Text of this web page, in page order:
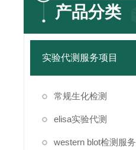
产品分类
实验代测服务项目
常规生化检测
elisa实验代测
western blot检测服务